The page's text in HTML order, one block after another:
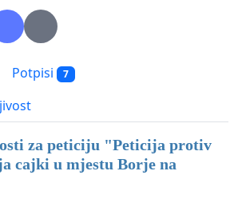
Potpisi 7
za peticiju "Peticija protiv
cajki u mjestu Borje na